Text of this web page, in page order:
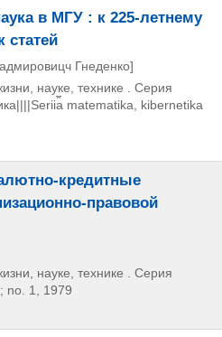
в МГУ : к 225-летнему
Гнеденко]
науке, технике . Серия
matematika,
kibernetika
кредитные
правовой
науке, технике . Серия
no. 1,
1979